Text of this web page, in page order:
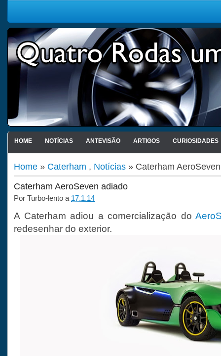
HOME NOTÍCIAS ANTEVISÃO ARTIGOS CURIOSIDADES
Home » Caterham , Notícias » Caterham
Caterham AeroSeven adiado
Por Turbo-lento a 17.1.14
A Caterham adiou a comercialização do
redesenhar do exterior.